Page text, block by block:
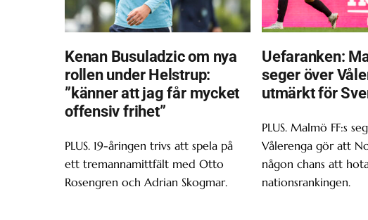
Kenan Busuladzic om nya
rollen under Helstrup:
”känner att jag får mycket
offensiv frihet”
PLUS. 19-åringen trivs att spela på
ett tremannamittfält med Otto
Rosengren och Adrian Skogmar.
Uefaranken:
seger över
utmärkt för
PLUS. Malmö FF:s
Vålerenga gör att
någon chans att
nationsrankingen.